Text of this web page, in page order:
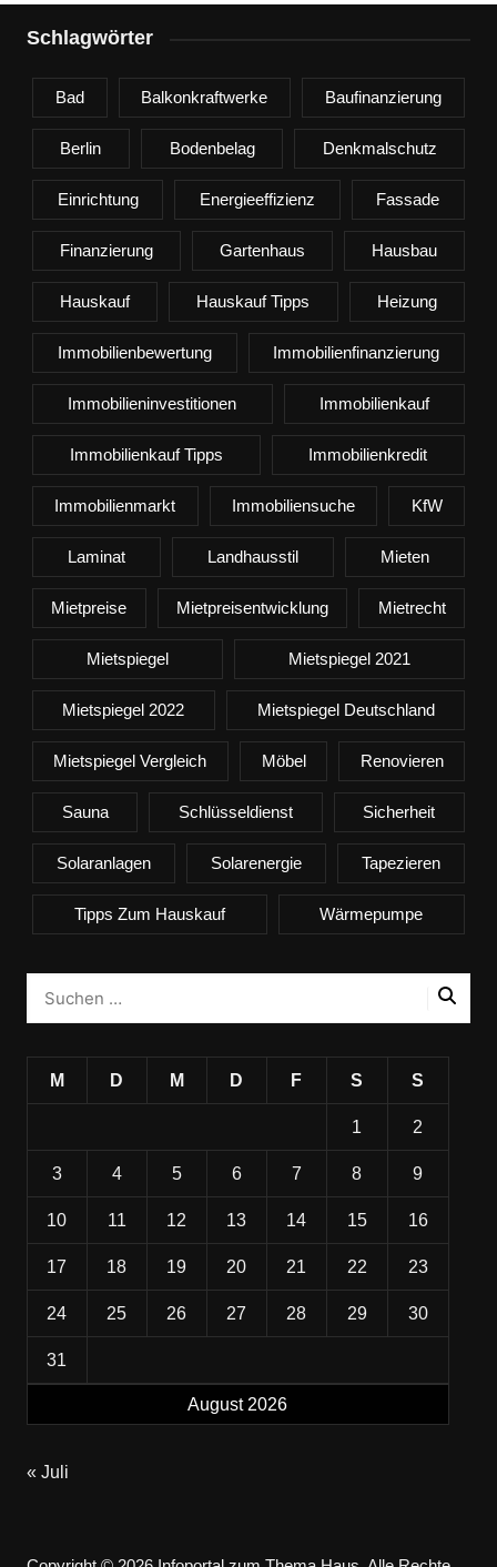
Schlagwörter
Bad Balkonkraftwerke Baufinanzierung
Berlin Bodenbelag Denkmalschutz
Einrichtung Energieeffizienz Fassade
Finanzierung Gartenhaus Hausbau
Hauskauf Hauskauf Tipps Heizung
Immobilienbewertung Immobilienfinanzierung
Immobilieninvestitionen Immobilienkauf
Immobilienkauf Tipps Immobilienkredit
Immobilienmarkt Immobiliensuche KfW
Laminat Landhausstil Mieten
Mietpreise Mietpreisentwicklung Mietrecht
Mietspiegel Mietspiegel 2021
Mietspiegel 2022 Mietspiegel Deutschland
Mietspiegel Vergleich Möbel Renovieren
Sauna Schlüsseldienst Sicherheit
Solaranlagen Solarenergie Tapezieren
Tipps Zum Hauskauf Wärmepumpe
August 2026
M D M D F S S
1 2
3 4 5 6 7 8 9
10 11 12 13 14 15 16
17 18 19 20 21 22 23
24 25 26 27 28 29 30
31
« Juli